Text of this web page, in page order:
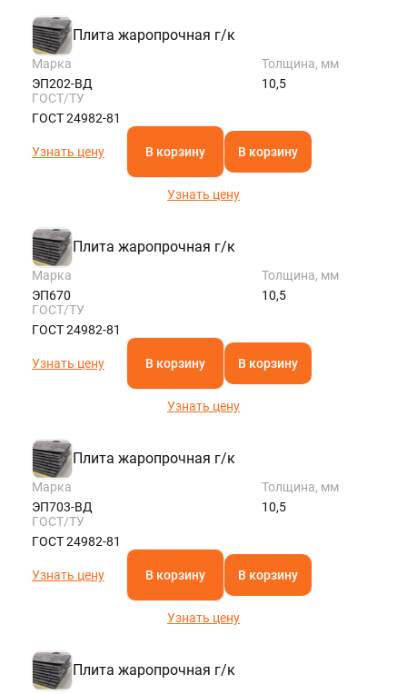
Плита жаропрочная г/к
Марка
ЭП202-ВД
Толщина, мм
10,5
ГОСТ/ТУ
ГОСТ 24982-81
Узнать цену В корзину В корзину
Узнать цену
Плита жаропрочная г/к
Марка
ЭП670
Толщина, мм
10,5
ГОСТ/ТУ
ГОСТ 24982-81
Узнать цену В корзину В корзину
Узнать цену
Плита жаропрочная г/к
Марка
ЭП703-ВД
Толщина, мм
10,5
ГОСТ/ТУ
ГОСТ 24982-81
Узнать цену В корзину В корзину
Узнать цену
Плита жаропрочная г/к